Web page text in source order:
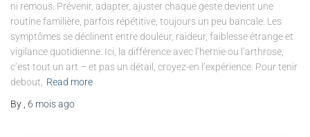
ni remous. Prévenir, adapter, ajuster chaque geste devient une
routine familière, parfois répétitive, toujours un peu bancale. Les
symptômes se déclinent entre douleur, raideur, faiblesse étrange et
vigilance quotidienne. Ici, la différence avec l’hernie ou l’arthrose,
c’est tout un art – et pas un détail, croyez-en l’expérience. Pour tenir
debout, Read more
By , 6 moisago